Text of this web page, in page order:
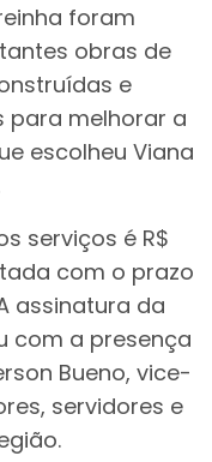
foram
obras de
e
para melhorar a
escolheu Viana
serviços é R$
com o prazo
assinatura da
com a presença
Bueno, vice-
servidores e